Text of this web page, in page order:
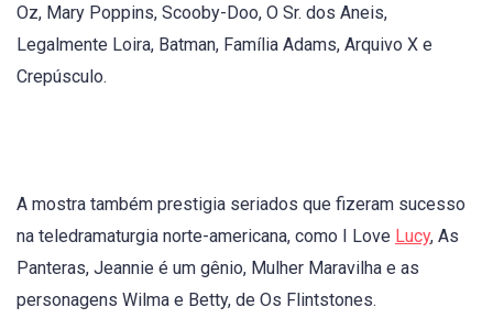
Oz, Mary Poppins, Scooby-Doo, O Sr. dos Aneis,
Legalmente Loira, Batman, Família Adams, Arquivo X e
Crepúsculo.
A mostra também prestigia seriados que fizeram sucesso
na teledramaturgia norte-americana, como I Love Lucy, As
Panteras, Jeannie é um gênio, Mulher Maravilha e as
personagens Wilma e Betty, de Os Flintstones.